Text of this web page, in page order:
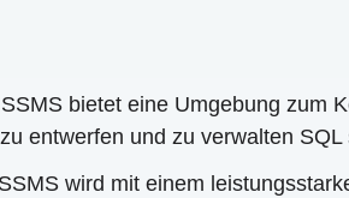
SSMS bietet eine Umgebung zum
entwerfen und zu verwalten SQL
SSMS wird mit einem